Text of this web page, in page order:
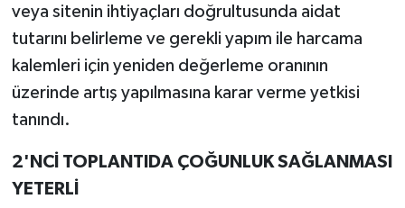
veya sitenin ihtiyaçları doğrultusunda aidat
tutarını belirleme ve gerekli yapım ile harcama
kalemleri için yeniden değerleme oranının
üzerinde artış yapılmasına karar verme yetkisi
tanındı.
2'NCİ TOPLANTIDA ÇOĞUNLUK SAĞLANMASI
YETERLİ